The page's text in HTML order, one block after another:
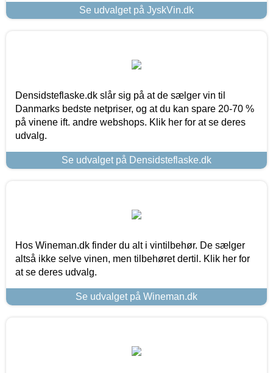
Se udvalget på JyskVin.dk
Densidsteflaske.dk slår sig på at de sælger vin til
Danmarks bedste netpriser, og at du kan spare 20-70 %
på vinene ift. andre webshops. Klik her for at se deres
udvalg.
Se udvalget på Densidsteflaske.dk
Hos Wineman.dk finder du alt i vintilbehør. De sælger
altså ikke selve vinen, men tilbehøret dertil. Klik her for
at se deres udvalg.
Se udvalget på Wineman.dk